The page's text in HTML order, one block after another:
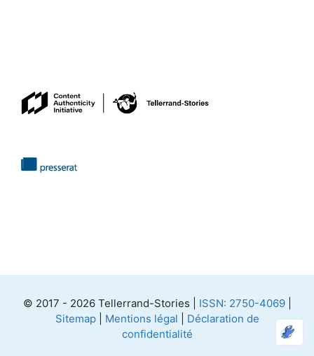
© 2017 - 2026 Tellerrand-Stories | ISSN: 2750-4069|
Sitemap| Mentions légal
Déclaration de
confidentialité